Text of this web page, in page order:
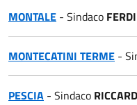
MONTALE - Sindaco
MONTECATINI TERME -
PESCIA - Sindaco